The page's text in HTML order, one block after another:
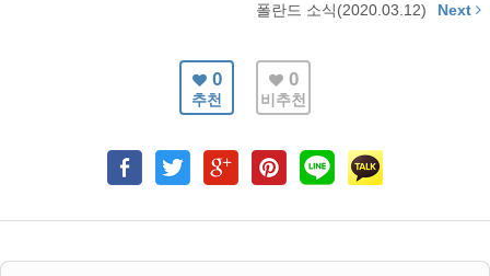
폴란드 소식(2020.03.12) Next
0
추천
0
비추천